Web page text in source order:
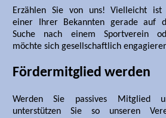
Erzählen Sie von uns! Vielleicht ist
einer Ihrer Bekannten gerade auf
Suche nach einem Sportverein
möchte sich gesellschaftlich
Fördermitglied werden
Werden Sie passives Mitglied
unterstützen Sie so unseren